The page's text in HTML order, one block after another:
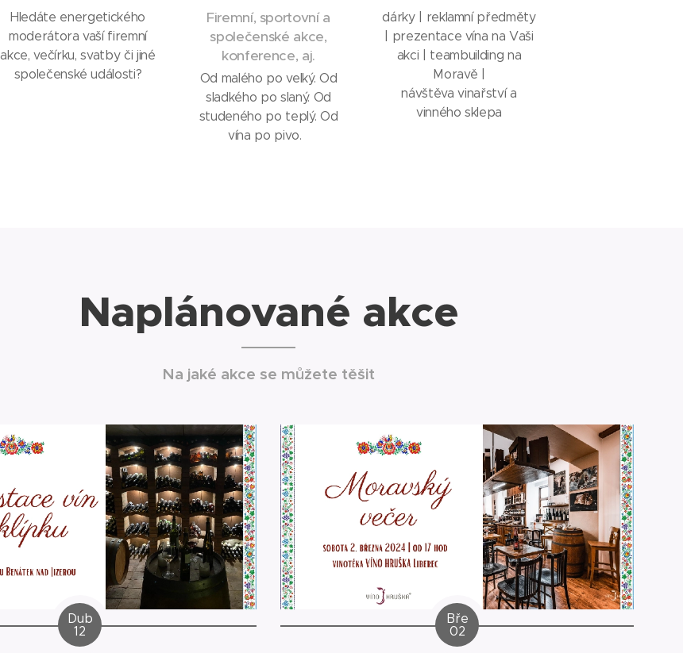
Hledáte energetického
moderátora vaší firemní
akce, večírku, svatby či jiné
společenské události?
Firemní, sportovní a
společenské akce,
konference, aj.
Od malého po velký. Od
sladkého po slaný. Od
studeného po teplý. Od
vína po pivo.
dárky | reklamní předměty
| prezentace vína na Vaši
akci | teambuilding na
Moravě |
návštěva vinařství a
vinného sklepa
Naplánované akce
Na jaké akce se můžete těšit
Dub
12
Bře
02